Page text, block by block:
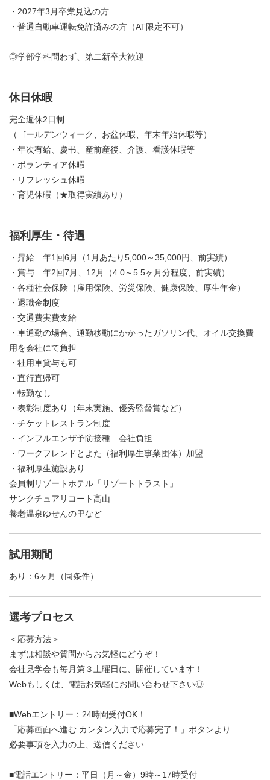
・2027年3月卒業見込の方
・普通自動車運転免許済みの方（AT限定不可）
◎学部学科問わず、第二新卒大歓迎
休日休暇
完全週休2日制
（ゴールデンウィーク、お盆休暇、年末年始休暇等）
・年次有給、慶弔、産前産後、介護、看護休暇等
・ボランティア休暇
・リフレッシュ休暇
・育児休暇（★取得実績あり）
福利厚生・待遇
・昇給 年1回6月（1月あたり5,000～35,000円、前実績）
・賞与 年2回7月、12月（4.0～5.5ヶ月分程度、前実績）
・各種社会保険（雇用保険、労災保険、健康保険、厚生年金）
・退職金制度
・交通費実費支給
・車通勤の場合、通勤移動にかかったガソリン代、オイル交換費
用を会社にて負担
・社用車貸与も可
・直行直帰可
・転勤なし
・表彰制度あり（年末実施、優秀監督賞など）
・チケットレストラン制度
・インフルエンザ予防接種 会社負担
・ワークフレンドとよた（福利厚生事業団体）加盟
・福利厚生施設あり
会員制リゾートホテル「リゾートトラスト」
サンクチュアリコート高山
養老温泉ゆせんの里など
試用期間
あり：6ヶ月（同条件）
選考プロセス
＜応募方法＞
まずは相談や質問からお気軽にどうぞ！
会社見学会も毎月第３土曜日に、開催しています！
Webもしくは、電話お気軽にお問い合わせ下さい◎
■Webエントリー：24時間受付OK！
「応募画面へ進む カンタン入力で応募完了！」ボタンより
必要事項を入力の上、送信ください
■電話エントリー：平日（月～金）9時～17時受付